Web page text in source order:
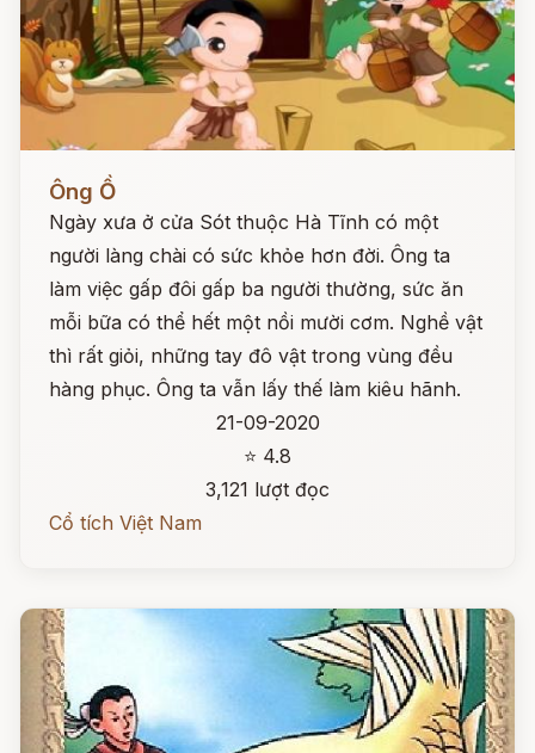
Đọc ngay
Ông Ồ
Ngày xưa ở cửa Sót thuộc Hà Tĩnh có một
người làng chài có sức khỏe hơn đời. Ông ta
làm việc gấp đôi gấp ba người thường, sức ăn
mỗi bữa có thể hết một nồi mười cơm. Nghề vật
thì rất giỏi, những tay đô vật trong vùng đều
hàng phục. Ông ta vẫn lấy thế làm kiêu hãnh.
21-09-2020
⭐ 4.8
3,121 lượt đọc
Cổ tích Việt Nam